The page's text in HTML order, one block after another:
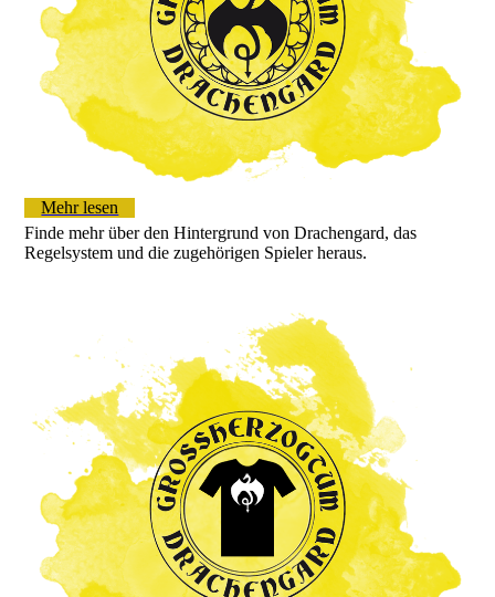
Mehr lesen
Finde mehr über den Hintergrund von Drachengard, das
Regelsystem und die zugehörigen Spieler heraus.